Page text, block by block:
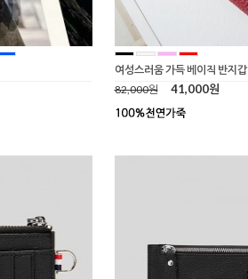
여성스러움 가득 베이직 반지갑
82,000원
41,000원